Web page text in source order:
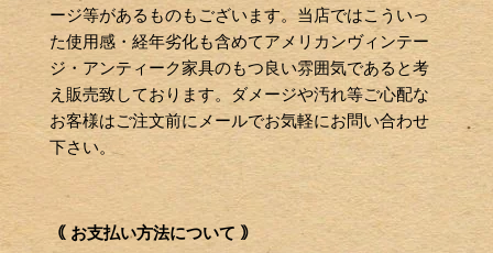
ージ等があるものもございます。当店ではこういっ
た使用感・経年劣化も含めてアメリカンヴィンテー
ジ・アンティーク家具のもつ良い雰囲気であると考
え販売致しております。ダメージや汚れ等ご心配な
お客様はご注文前にメールでお気軽にお問い合わせ
下さい。
｟ お支払い方法について ｠